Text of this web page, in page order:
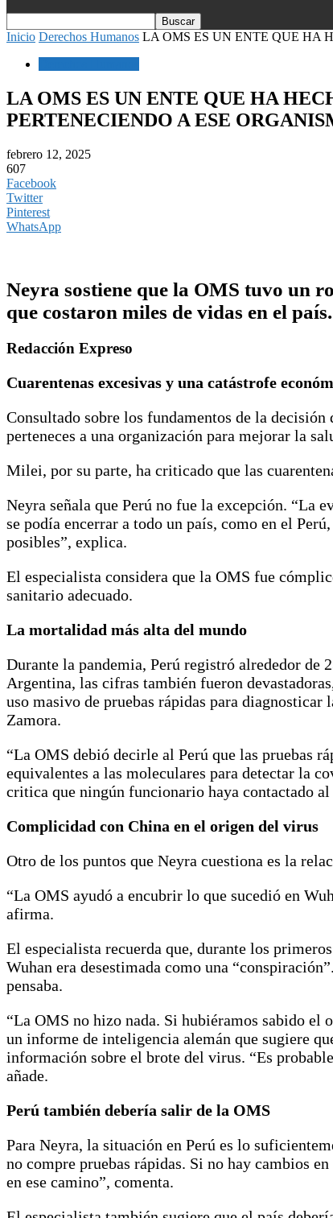
Inicio Derechos Humanos LA OMS ES UN ENTE QUE HA
LA OMS ES UN ENTE QUE HA
PERTENECIENDO A ESE
febrero 12, 2025
607
Facebook
Twitter
Pinterest
WhatsApp
Neyra sostiene que la OMS tuvo un
que costaron miles de vidas en el país.
Redacción Expreso
Cuarentenas excesivas y una catástrofe
Consultado sobre los fundamentos de la
perteneces a una organización para mejorar la
Milei, por su parte, ha criticado que las
Neyra señala que Perú no fue la excepción. “La
se podía encerrar a todo un país, como en el
posibles”, explica.
El especialista considera que la OMS fue
sanitario adecuado.
La mortalidad más alta del mundo
Durante la pandemia, Perú registró alrededor
Argentina, las cifras también fueron
uso masivo de pruebas rápidas para
Zamora.
“La OMS debió decirle al Perú que las pruebas
equivalentes a las moleculares para detectar la
critica que ningún funcionario haya contactado
Complicidad con China en el origen del virus
Otro de los puntos que Neyra cuestiona es la
“La OMS ayudó a encubrir lo que sucedió en
afirma.
El especialista recuerda que, durante los
Wuhan era desestimada como una
pensaba.
“La OMS no hizo nada. Si hubiéramos sabido el
un informe de inteligencia alemán que sugiere
información sobre el brote del virus. “Es
añade.
Perú también debería salir de la OMS
Para Neyra, la situación en Perú es lo
no compre pruebas rápidas. Si no hay cambios
en ese camino”, comenta.